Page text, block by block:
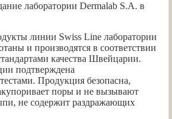
лаборатории Dermalab S.A. в
линии Swiss Line лаборатории
и производятся в соответствии
качества Швейцарии.
подтверждена
Продукция безопасна,
поры и не вызывают
не содержит раздражающих